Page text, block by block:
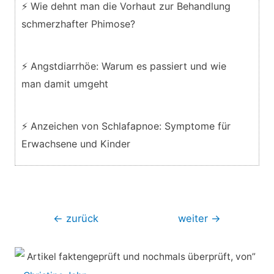
⚡ Wie dehnt man die Vorhaut zur Behandlung
schmerzhafter Phimose?
⚡ Angstdiarrhöe: Warum es passiert und wie
man damit umgeht
⚡ Anzeichen von Schlafapnoe: Symptome für
Erwachsene und Kinder
Beitragsnavigation
← zurück weiter →
Artikel faktengeprüft und nochmals überprüft, von”